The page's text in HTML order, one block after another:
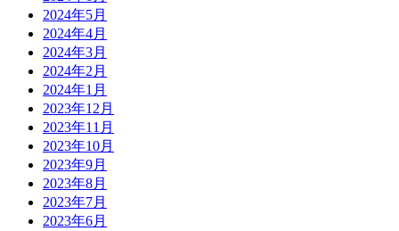
2024年5月
2024年4月
2024年3月
2024年2月
2024年1月
2023年12月
2023年11月
2023年10月
2023年9月
2023年8月
2023年7月
2023年6月